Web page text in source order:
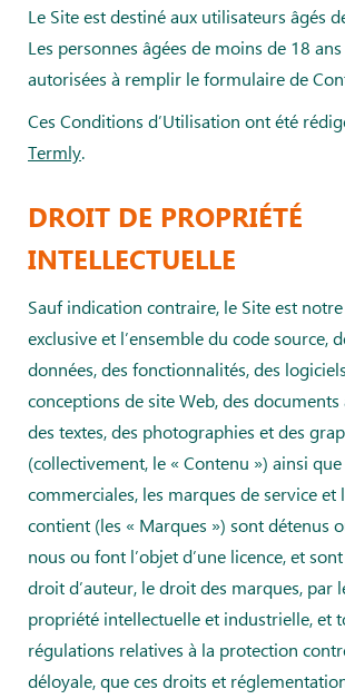
Le Site est destiné aux utilisateurs âgés
Les personnes âgées de moins de 18
autorisées à remplir le formulaire de
Ces Conditions d’Utilisation ont été
Termly.
DROIT DE PROPRIÉTÉ
INTELLECTUELLE
Sauf indication contraire, le Site est
exclusive et l’ensemble du code source,
données, des fonctionnalités, des
conceptions de site Web, des
des textes, des photographies et des
(collectivement, le « Contenu ») ainsi
commerciales, les marques de service et
contient (les « Marques ») sont détenus
nous ou font l’objet d’une licence, et
droit d’auteur, le droit des marques, par
propriété intellectuelle et industrielle, et
régulations relatives à la protection
déloyale, que ces droits et